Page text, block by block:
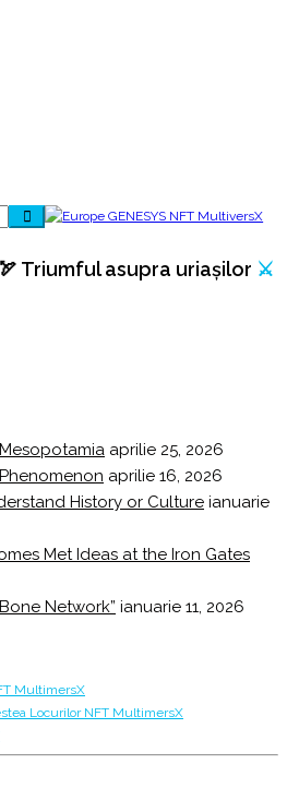
Triumful asupra uriașilor ⚔️
aprilie 25, 2026
aprilie 16, 2026
History or Culture ianuarie
Met Ideas at the Iron Gates
Network” ianuarie 11, 2026